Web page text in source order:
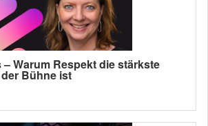
Warum Respekt die stärkste
Bühne ist